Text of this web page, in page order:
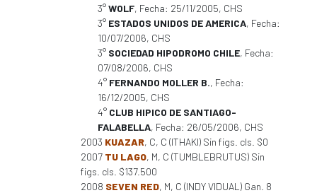
3°WOLF, Fecha: 25/11/2005, CHS
3° ESTADOS UNIDOS DE AMERICA, Fecha:
10/07/2006, CHS
3° SOCIEDAD HIPODROMO CHILE, Fecha:
07/08/2006, CHS
4° FERNANDO MOLLER B., Fecha:
16/12/2005, CHS
4° CLUB HIPICO DE SANTIAGO-
FALABELLA, Fecha: 26/05/2006, CHS
2003 KUAZAR, C, C (ITHAKI) Sin figs. cls. $0
2007 TU LAGO, M, C (TUMBLEBRUTUS) Sin
figs. cls. $137.500
2008 SEVEN RED, M, C (INDY VIDUAL) Gan. 8